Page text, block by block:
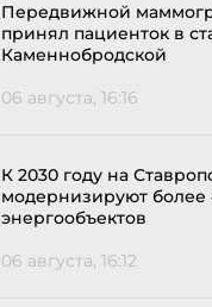
Передвижной
принял пациенток в
Каменнобродской
06 августа, 16:16
К 2030 году на
модернизируют более
энергообъектов
06 августа, 16:12